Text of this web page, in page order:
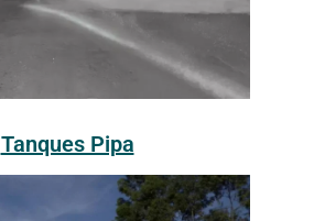
Tanques Pipa